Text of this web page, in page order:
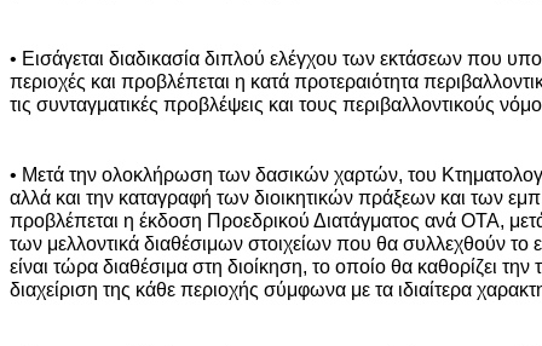
• Εισάγεται διαδικασία διπλού ελέγχου των εκτάσεων που
περιοχές και προβλέπεται η κατά προτεραιότητα
τις συνταγματικές προβλέψεις και τους περιβαλλοντικούς
• Μετά την ολοκλήρωση των δασικών χαρτών, του
αλλά και την καταγραφή των διοικητικών πράξεων και των
προβλέπεται η έκδοση Προεδρικού Διατάγματος ανά ΟΤΑ,
των μελλοντικά διαθέσιμων στοιχείων που θα συλλεχθούν
είναι τώρα διαθέσιμα στη διοίκηση, το οποίο θα καθορίζει την
διαχείριση της κάθε περιοχής σύμφωνα με τα ιδιαίτερα